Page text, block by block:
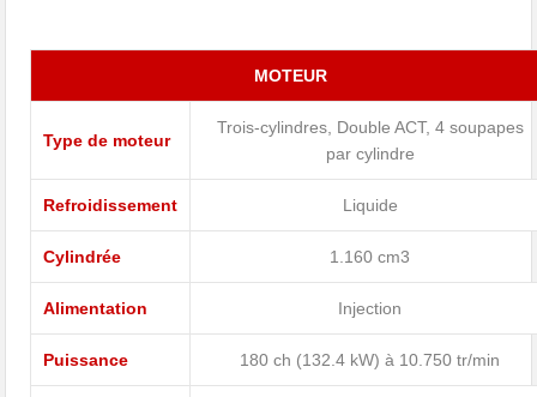
MOTEUR
Type de moteur
Trois-cylindres, Double ACT, 4 soupapes
par cylindre
Refroidissement Liquide
Cylindrée 1.160 cm3
Alimentation Injection
Puissance 180 ch (132.4 kW) à 10.750 tr/min